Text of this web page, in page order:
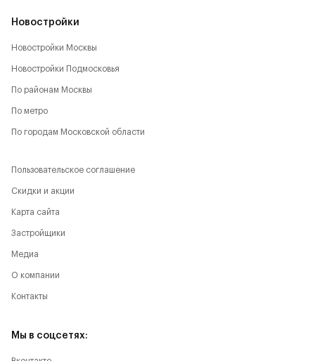
Новостройки
Новостройки Москвы
Новостройки Подмосковья
По районам Москвы
По метро
По городам Московской области
Пользовательское соглашение
Скидки и акции
Карта сайта
Застройщики
Медиа
О компании
Контакты
Мы в соцсетях: